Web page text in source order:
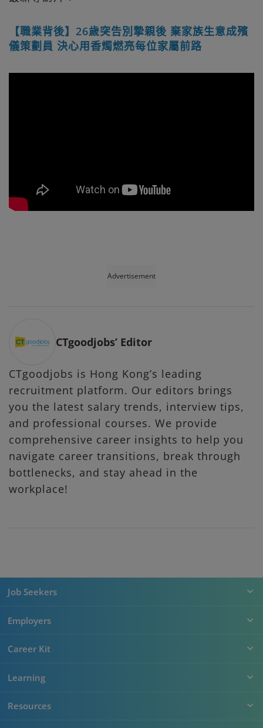
【職業背後】26歲突告別摯親後 棄家族生意成殯
儀策劃員 決心用香燭燃亮每位家屬前路
Advertisement
CTgoodjobs’ Editor
CTgoodjobs is Hong Kong’s leading
recruitment platform. Our editors brings
you the latest salary trends, interview tips,
and professional courses. We provide
comprehensive career insights to help you
navigate career transitions, break through
bottlenecks, and stay ahead in the
workplace!
Job Seekers
Employers
Career Kit
Learning
Resources